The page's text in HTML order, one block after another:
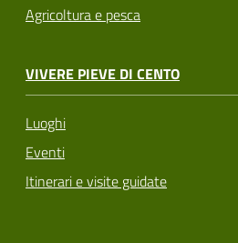
Agricoltura e pesca
VIVERE PIEVE DI CENTO
Luoghi
Eventi
Itinerari e visite guidate